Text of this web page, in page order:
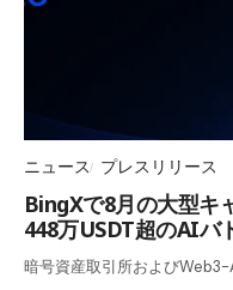
ニュース プレスリリース
BingXで8月の大型キ
448万USDT超のAIバ
暗号資産取引所および